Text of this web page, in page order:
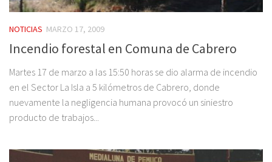
NOTICIAS MARZO 17, 2009
Incendio forestal en Comuna de Cabrero
Martes 17 de marzo a las 15:50 horas se dio alarma de incendio
en el Sector La Isla a 5 kilómetros de Cabrero, donde
nuevamente la negligencia humana provocó un siniestro
producto de trabajos...